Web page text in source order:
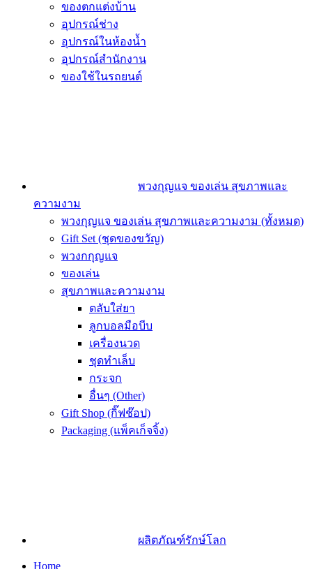
ของตกแต่งบ้าน
อุปกรณ์ช่าง
อุปกรณ์ในห้องน้ำ
อุปกรณ์สำนักงาน
ของใช้ในรถยนต์
พวงกุญแจ ของเล่น สุขภาพและ
ความงาม
พวงกุญแจ ของเล่น สุขภาพและความงาม (ทั้งหมด)
Gift Set (ชุดของขวัญ)
พวงกกุญแจ
ของเล่น
สุขภาพและความงาม
ตลับใส่ยา
ลูกบอลมือบีบ
เครื่องนวด
ชุดทำเล็บ
กระจก
อื่นๆ (Other)
Gift Shop (กิ๊ฟช๊อป)
Packaging (แพ็คเก็จจิ้ง)
ผลิตภัณฑ์รักษ์โลก
Home